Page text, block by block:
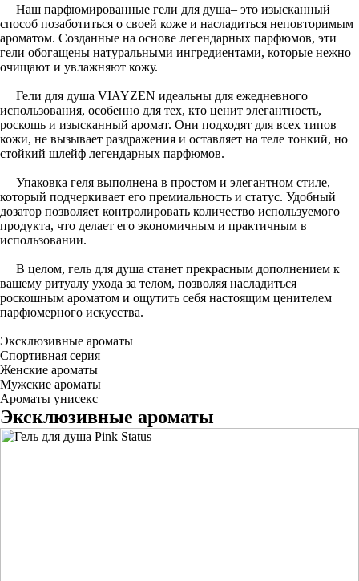
Наш парфюмированные гели для душа– это изысканный
способ позаботиться о своей коже и насладиться неповторимым
ароматом. Созданные на основе легендарных парфюмов, эти
гели обогащены натуральными ингредиентами, которые нежно
очищают и увлажняют кожу.
Гели для душа VIAYZEN идеальны для ежедневного
использования, особенно для тех, кто ценит элегантность,
роскошь и изысканный аромат. Они подходят для всех типов
кожи, не вызывает раздражения и оставляет на теле тонкий, но
стойкий шлейф легендарных парфюмов.
Упаковка геля выполнена в простом и элегантном стиле,
который подчеркивает его премиальность и статус. Удобный
дозатор позволяет контролировать количество используемого
продукта, что делает его экономичным и практичным в
использовании.
В целом, гель для душа станет прекрасным дополнением к
вашему ритуалу ухода за телом, позволяя насладиться
роскошным ароматом и ощутить себя настоящим ценителем
парфюмерного искусства.
Эксклюзивные ароматы
Спортивная серия
Женские ароматы
Мужские ароматы
Ароматы унисекс
Эксклюзивные ароматы